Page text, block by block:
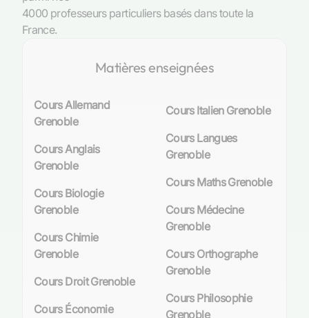
4000 professeurs particuliers basés dans toute la
France.
Matières enseignées
Cours Allemand
Grenoble
Cours Anglais
Grenoble
Cours Biologie
Grenoble
Cours Chimie
Grenoble
Cours Droit Grenoble
Cours Économie
Cours Italien Grenoble
Cours Langues
Grenoble
Cours Maths Grenoble
Cours Médecine
Grenoble
Cours Orthographe
Grenoble
Cours Philosophie
Grenoble